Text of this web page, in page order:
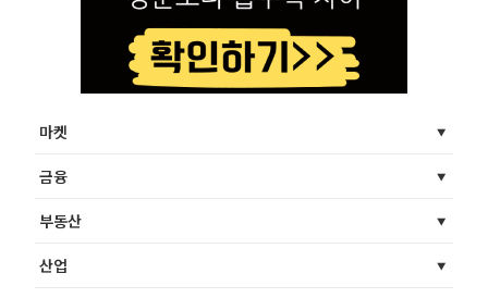
마켓
금융
부동산
산업